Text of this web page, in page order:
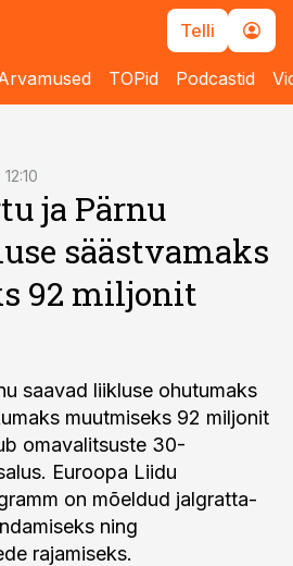
Telli
TOPid Podcastid
ja Pärnu
säästvamaks
92 miljonit
saavad liikluse ohutumaks
muutmiseks 92 miljonit
omavalitsuste 30-
Euroopa Liidu
on mõeldud jalgratta-
ning
rajamiseks.